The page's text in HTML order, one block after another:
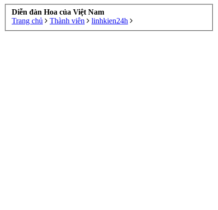
Diễn đàn Hoa của Việt Nam
Trang chủ
Thành viên linhkien24h